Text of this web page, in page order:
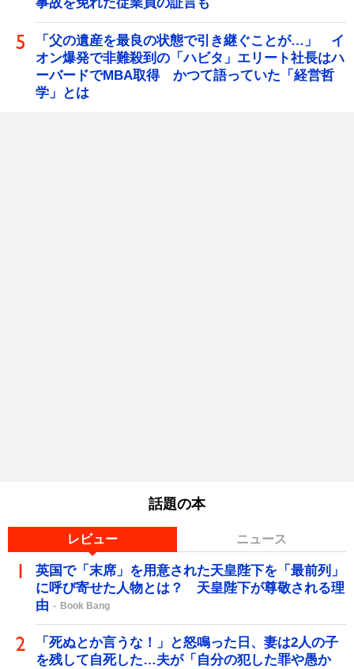
「父の遺産を最良の状態で引き継ぐことが…」 イ
オン爆発で非難殺到の「ハビタ」エリート社長はハ
ーバードでMBA取得 かつて語っていた「経営哲
学」とは
話題の本
レビュー ニュース
英国で「末席」を用意された天皇陛下を「最前列」
に呼び寄せた人物とは？ 天皇陛下が尊敬される理
由
Book Bang
「死ぬとか言うな！」と怒鳴った日、妻は2人の子
を残して自死した…夫が「自分の犯した罪や愚か